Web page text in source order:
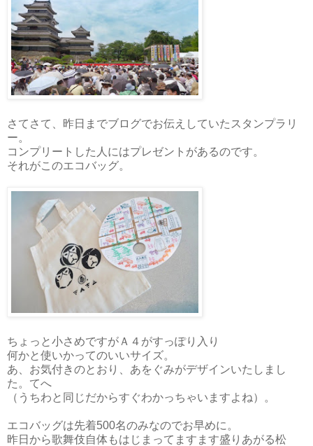
さてさて、昨日までブログでお伝えしていたスタンプラリ
ー。
コンプリートした人にはプレゼントがあるのです。
それがこのエコバッグ。
ちょっと小さめですがＡ４がすっぽり入り
何かと使いかってのいいサイズ。
あ、お気付きのとおり、あをぐみがデザインいたしまし
た。てへ
（うちわと同じだからすぐわかっちゃいますよね）。
エコバッグは先着500名のみなのでお早めに。
昨日から歌舞伎自体もはじまってますます盛りあがる松